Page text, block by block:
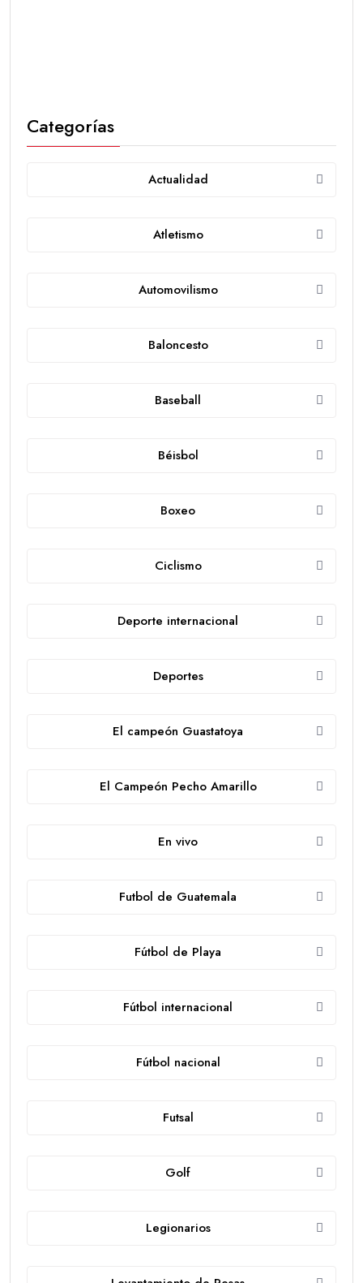
Categorías
Actualidad
Atletismo
Automovilismo
Baloncesto
Baseball
Béisbol
Boxeo
Ciclismo
Deporte internacional
Deportes
El campeón Guastatoya
El Campeón Pecho Amarillo
En vivo
Futbol de Guatemala
Fútbol de Playa
Fútbol internacional
Fútbol nacional
Futsal
Golf
Legionarios